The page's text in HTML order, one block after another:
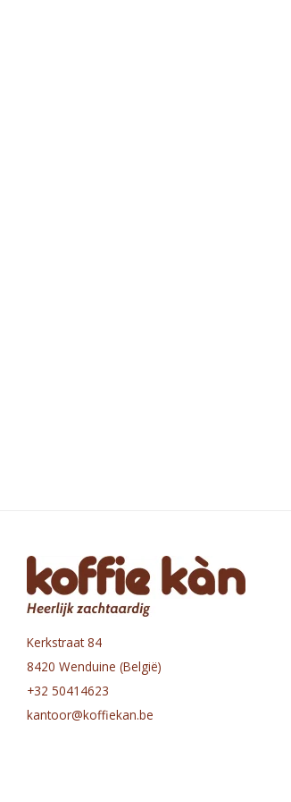
Kerkstraat 84
8420 Wenduine (België)
+32 50414623
kantoor@koffiekan.be